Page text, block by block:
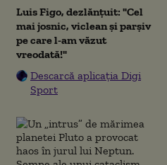
Luis Figo, dezlănțuit: "Cel
mai josnic, viclean și parșiv
pe care l-am văzut
vreodată!"
Descarcă aplicația Digi
Sport